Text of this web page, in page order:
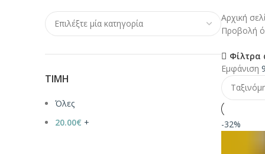
ΤΙΜΉ
Όλες
20.00€ +
Αρχική
Προβολή
Φίλτρα
Εμφάνιση 9
-32%